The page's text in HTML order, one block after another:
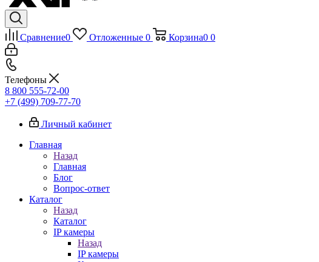
Сравнение0 Отложенные 0 Корзина0 0
Телефоны
8 800 555-72-00
+7 (499) 709-77-70
Личный кабинет
Главная
Назад
Главная
Блог
Вопрос-ответ
Каталог
Назад
Каталог
IP камеры
Назад
IP камеры